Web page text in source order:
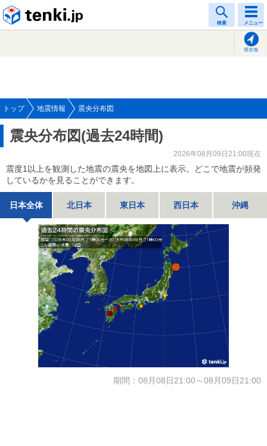
検索 メニュー
現在地
トップ 地震情報 震央分布図
震央分布図(過去24時間)
2026年08月09日21:00現在
震度1以上を観測した地震の震央を地図上に表示。どこで地震が頻発
しているかを見ることができます。
日本全体 北日本 東日本 西日本 沖縄
期間：08月08日21:00～08月09日21:00